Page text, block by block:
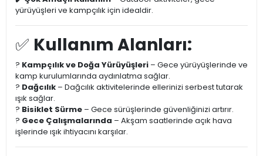
yürüyüşleri ve kampçılık için idealdir.
✅ Kullanım Alanları:
? Kampçılık ve Doğa Yürüyüşleri – Gece yürüyüşlerinde ve
kamp kurulumlarında aydınlatma sağlar.
? Dağcılık – Dağcılık aktivitelerinde ellerinizi serbest tutarak
ışık sağlar.
? Bisiklet Sürme – Gece sürüşlerinde güvenliğinizi artırır.
? Gece Çalışmalarında – Akşam saatlerinde açık hava
işlerinde ışık ihtiyacını karşılar.